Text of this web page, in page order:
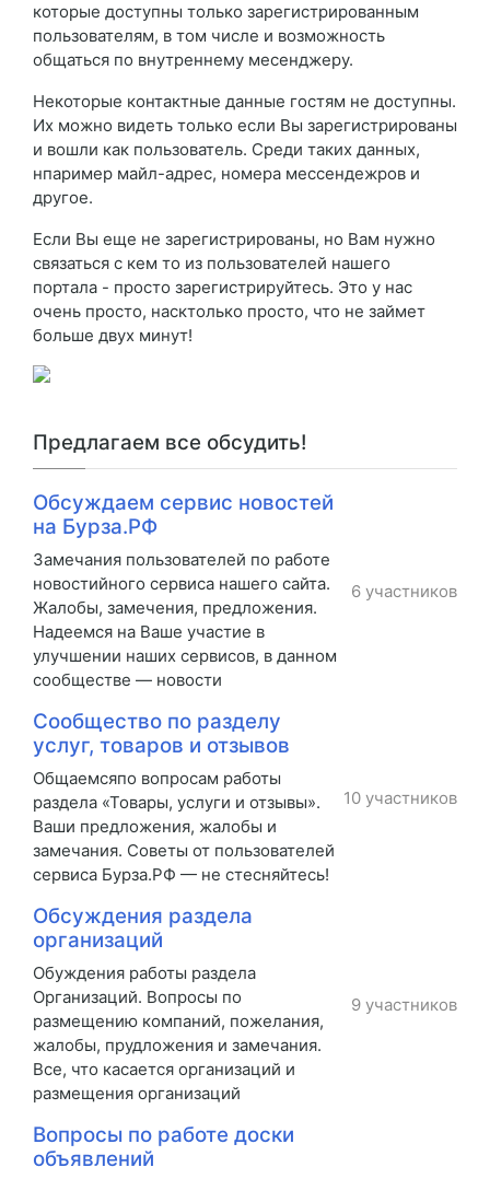
которые доступны только зарегистрированным
пользователям, в том числе и возможность
общаться по внутреннему месенджеру.
Некоторые контактные данные гостям не доступны.
Их можно видеть только если Вы зарегистрированы
и вошли как пользователь. Среди таких данных,
нпаример майл-адрес, номера мессендежров и
другое.
Если Вы еще не зарегистрированы, но Вам нужно
связаться с кем то из пользователей нашего
портала - просто зарегистрируйтесь. Это у нас
очень просто, насктолько просто, что не займет
больше двух минут!
Предлагаем все обсудить!
Обсуждаем сервис новостей
на Бурза.РФ
Замечания пользователей по работе
новостийного сервиса нашего сайта.
Жалобы, замечения, предложения.
Надеемся на Ваше участие в
улучшении наших сервисов, в данном
сообществе — новости
6 участников
Сообщество по разделу
услуг, товаров и отзывов
Общаемсяпо вопросам работы
раздела «Товары, услуги и отзывы».
Ваши предложения, жалобы и
замечания. Советы от пользователей
сервиса Бурза.РФ — не стесняйтесь!
10 участников
Обсуждения раздела
организаций
Обуждения работы раздела
Организаций. Вопросы по
размещению компаний, пожелания,
жалобы, прудложения и замечания.
Все, что касается организаций и
размещения организаций
9 участников
Вопросы по работе доски
объявлений